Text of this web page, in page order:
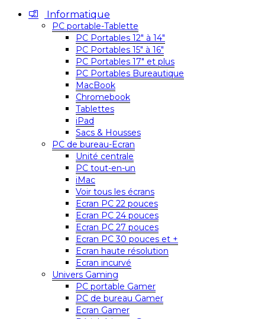
Informatique
PC portable-Tablette
PC Portables 12″ à 14″
PC Portables 15″ à 16″
PC Portables 17″ et plus
PC Portables Bureautique
MacBook
Chromebook
Tablettes
iPad
Sacs & Housses
PC de bureau-Ecran
Unité centrale
PC tout-en-un
iMac
Voir tous les écrans
Ecran PC 22 pouces
Ecran PC 24 pouces
Ecran PC 27 pouces
Ecran PC 30 pouces et +
Ecran haute résolution
Ecran incurvé
Univers Gaming
PC portable Gamer
PC de bureau Gamer
Ecran Gamer